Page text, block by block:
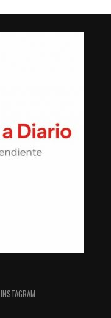
INSTAGRAM